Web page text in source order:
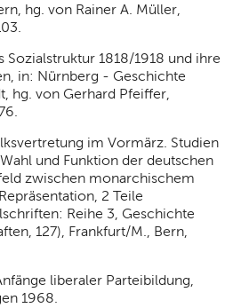
hg. von Rainer A. Müller,
Sozialstruktur 1818/1918 und ihre
in: Nürnberg - Geschichte
hg. von Gerhard Pfeiffer,
im Vormärz. Studien
und Funktion der deutschen
zwischen monarchischem
2 Teile
Reihe 3, Geschichte
127), Frankfurt/M., Bern,
liberaler Parteibildung,
1968.